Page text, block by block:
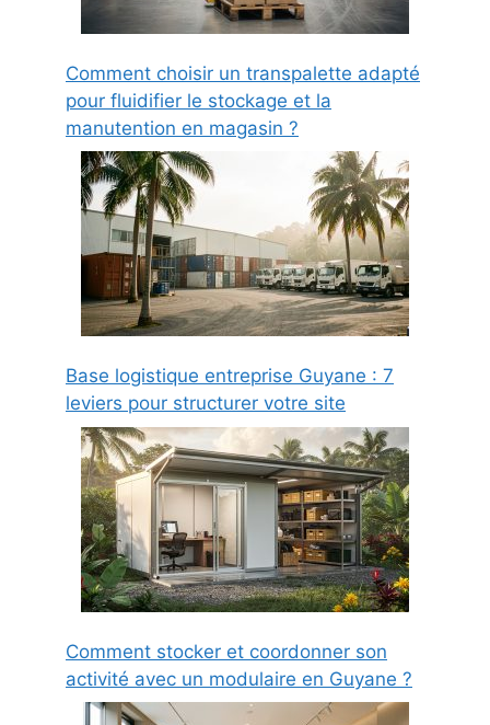
Comment choisir un transpalette adapté
pour fluidifier le stockage et la
manutention en magasin ?
Base logistique entreprise Guyane : 7
leviers pour structurer votre site
Comment stocker et coordonner son
activité avec un modulaire en Guyane ?